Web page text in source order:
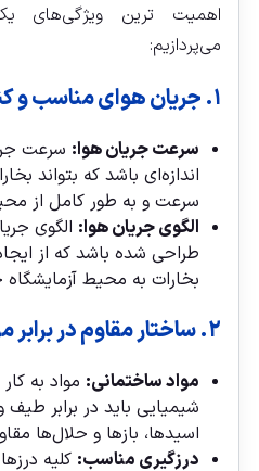
اهمیت ترین ویژگی‌های
می‌پردازیم:
۱. جریان هوای مناسب و کنترل شده:
سرعت جریان هوا: سرعت
اندازه‌ای باشد که بتواند
سرعت و به طور کامل از
الگوی جریان هوا: الگوی
طراحی شده باشد که از
بخارات به محیط آزمایشگاه
۲. ساختار مقاوم در برابر مواد شیمیایی:
مواد ساختمانی: مواد به
شیمیایی باید در برابر
اسیدها، بازها و حلال‌ها
درزگیری مناسب: کلیه